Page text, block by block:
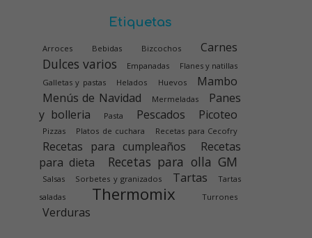
Etiquetas
Arroces Bebidas Bizcochos Carnes
Dulces varios Empanadas
Flanes y natillas
Galletas y pastas
Helados Huevos
Mambo
Menús de Navidad
Mermeladas
Panes
y bolleria
Pasta Pescados Picoteo
Pizzas Platos de cuchara Recetas para Cecofry
Recetas para cumpleaños
Recetas
para dieta
Recetas para olla GM
Salsas Sorbetes y granizados Tartas
Tartas
saladas
Thermomix Turrones
Verduras